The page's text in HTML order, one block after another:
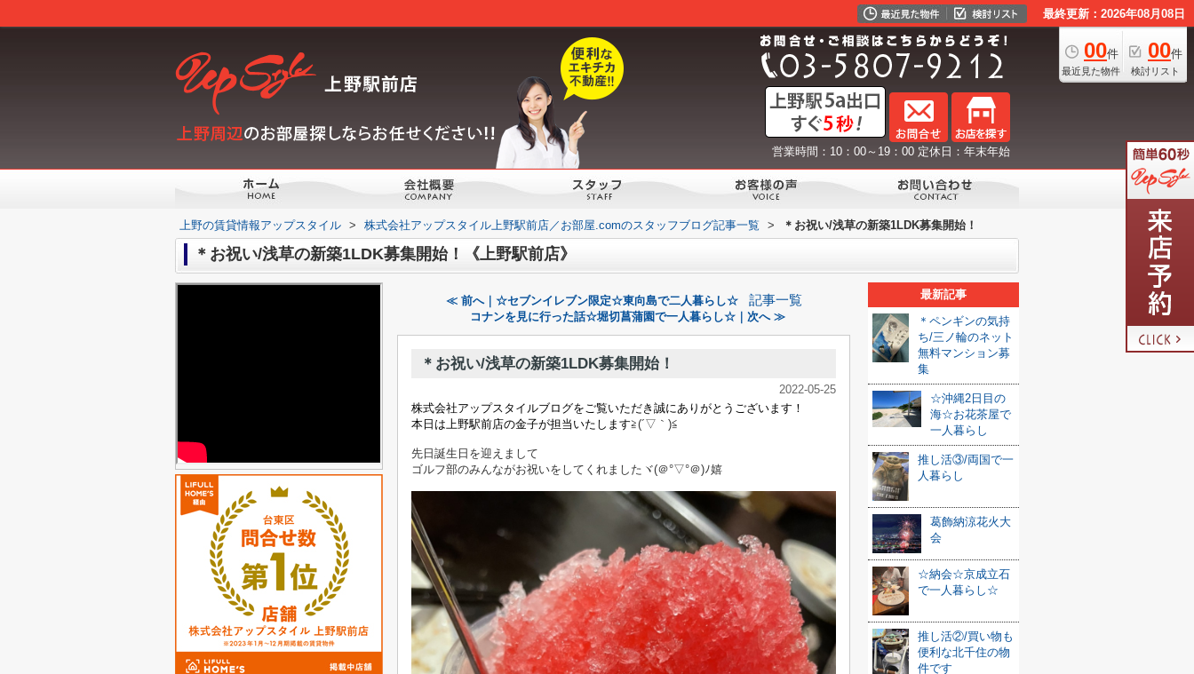
最終更新：2026年08月08日
00件
最近見た物件
00件
検討リスト
営業時間：10：00～19：00 定休日：年末年始
上野の賃貸情報アップスタイル > 株式会社アップスタイル上野駅前店／お部屋.comのスタッフブログ記事一覧 > ＊お祝い/浅草の新築1LDK募集開始！
＊お祝い/浅草の新築1LDK募集開始！《上野駅前店》
≪ 前へ｜☆セブンイレブン限定☆東向島で二人暮らし☆ 記事一覧
コナンを見に行った話☆堀切菖蒲園で一人暮らし☆｜次へ ≫
＊お祝い/浅草の新築1LDK募集開始！
2022-05-25
株式会社アップスタイルブログをご覧いただき誠にありがとうございます！
本日は上野駅前店の金子が担当いたします≧(´▽｀)≦
先日誕生日を迎えまして
ゴルフ部のみんながお祝いをしてくれましたヾ(＠°▽°＠)ﾉ嬉
最新記事
＊ペンギンの気持
ち/三ノ輪のネット
無料マンション募
集
☆沖縄2日目の
海☆お花茶屋で
一人暮らし
推し活③/両国で一
人暮らし
葛飾納涼花火大
会
☆納会☆京成立石
で一人暮らし☆
推し活②/買い物も
便利な北千住の物
件です